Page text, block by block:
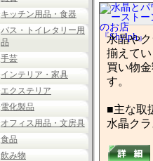
キッチン用品・食器
バス・トイレタリー用
品
手芸
インテリア・家具
エクステリア
電化製品
オフィス用品・文房具
食品
飲み物
水晶や
揃えて
買い物
す。
■主な取
水晶ク